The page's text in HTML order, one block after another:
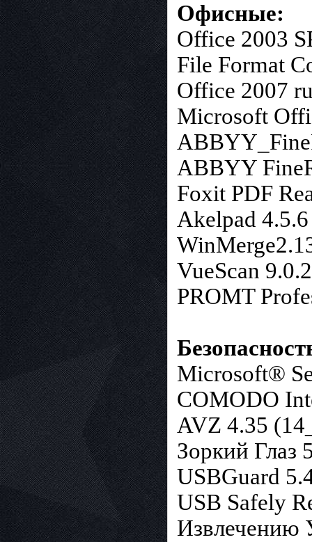
Офисные:
Office 2003
File Format
Оffice 2007
Microsoft
ABBYY
Foxit PDF
Akelpad
VueScan
PROMT
Microsoft®
COMODO
AVZ 4.35
Зоркий Глаз
USBGuard
USB Safely
Извлечению